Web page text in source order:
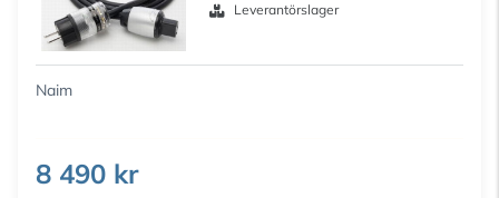
Leverantörslager
Naim
8 490 kr